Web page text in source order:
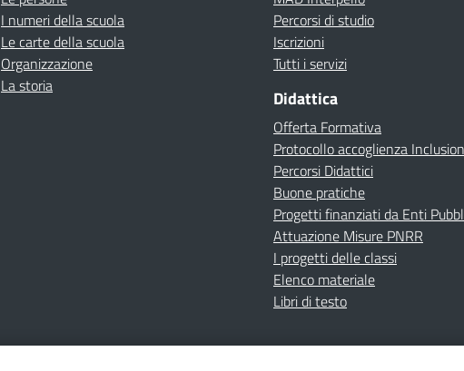
I numeri della scuola
Le carte della scuola
Organizzazione
La storia
Percorsi di studio
Iscrizioni
Tutti i servizi
Didattica
Offerta Formativa
Protocollo accoglienza
Percorsi Didattici
Buone pratiche
Progetti finanziati da Enti
Attuazione Misure PNRR
I progetti delle classi
Elenco materiale
Libri di testo
PolicyDichiarazione di accessibilitàContattiNote Legali